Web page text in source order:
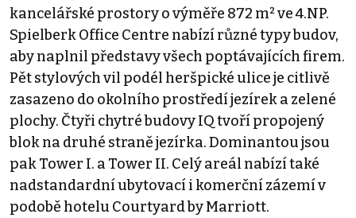
kancelářské prostory o výměře 872 m² ve 4.NP.
Spielberk Office Centre nabízí různé typy budov,
aby naplnil představy všech poptávajících firem.
Pět stylových vil podél heršpické ulice je citlivě
zasazeno do okolního prostředí jezírek a zelené
plochy. Čtyři chytré budovy IQ tvoří propojený
blok na druhé straně jezírka. Dominantou jsou
pak Tower I. a Tower II. Celý areál nabízí také
nadstandardní ubytovací i komerční zázemí v
podobě hotelu Courtyard by Marriott.